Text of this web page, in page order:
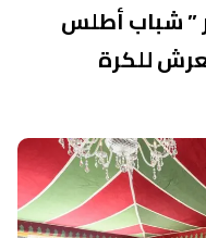
” شباب أطلس
للكرة